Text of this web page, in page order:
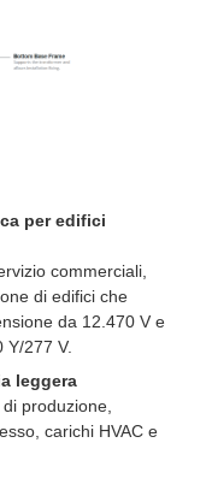
per edifici
commerciali,
di edifici che
da 12.470 V e
277 V.
leggera
produzione,
carichi HVAC e